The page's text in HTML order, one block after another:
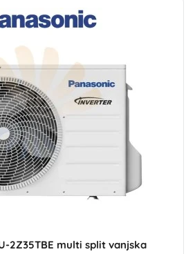
2Z35TBE multi split vanjska